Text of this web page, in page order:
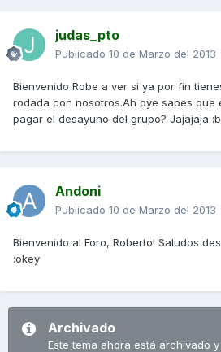
judas_pto
Publicado 10 de Marzo del 2013
Bienvenido Robe a ver si ya por fin
rodada con nosotros.Ah oye sabes que
pagar el desayuno del grupo? Jajajaja
Andoni
Publicado 10 de Marzo del 2013
Bienvenido al Foro, Roberto! Saludos
:okey
Archivado
Este tema ahora está archivado